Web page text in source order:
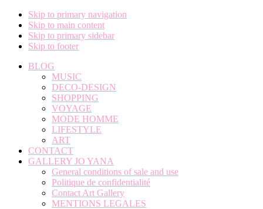
Skip to primary navigation
Skip to main content
Skip to primary sidebar
Skip to footer
BLOG
MUSIC
DECO-DESIGN
SHOPPING
VOYAGE
MODE HOMME
LIFESTYLE
ART
CONTACT
GALLERY JO YANA
General conditions of sale and use
Politique de confidentialité
Contact Art Gallery
MENTIONS LEGALES